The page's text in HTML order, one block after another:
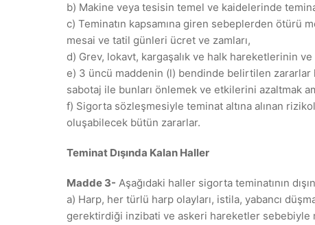
b) Makine veya tesisin temel ve kaidelerinde
c) Teminatın kapsamına giren sebeplerden ötürü
mesai ve tatil günleri ücret ve zamları,
d) Grev, lokavt, kargaşalık ve halk hareketlerinin
e) 3 üncü maddenin (l) bendinde belirtilen
sabotaj ile bunları önlemek ve etkilerini azaltmak
f) Sigorta sözleşmesiyle teminat altına alınan
oluşabilecek bütün zararlar.
Teminat Dışında Kalan Haller
Madde 3- Aşağıdaki haller sigorta teminatının
a) Harp, her türlü harp olayları, istila, yabancı
gerektirdiği inzibati ve askeri hareketler sebebiyle